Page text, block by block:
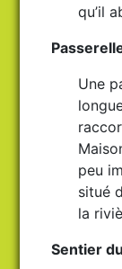
qu’il
Une
peu
situé
la
Sentier